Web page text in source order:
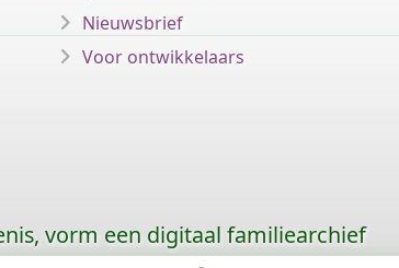
Nieuwsbrief
Voor ontwikkelaars
vorm een digitaal familiearchief